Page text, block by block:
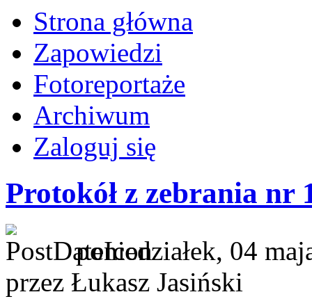
Strona główna
Zapowiedzi
Fotoreportaże
Archiwum
Zaloguj się
Protokół z zebrania nr
poniedziałek, 04
przez Łukasz Jasiński